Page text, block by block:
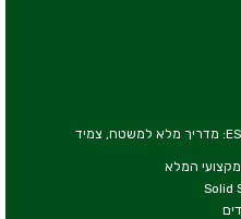
איך מקימים עמדת עבודה מוגנת ESD: מדריך מלא למשטח, צמיד
המלא